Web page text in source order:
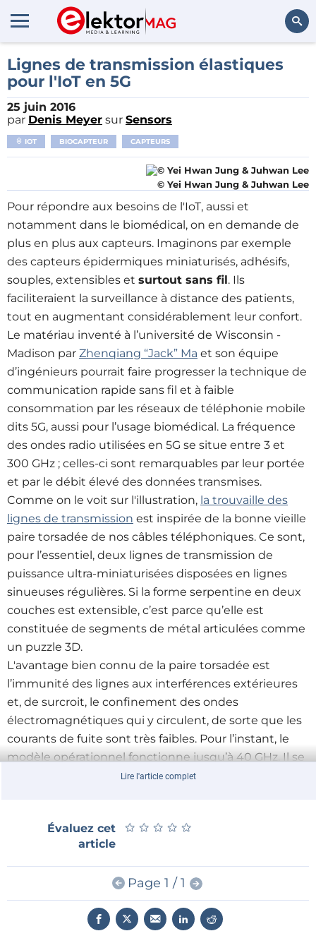
Rechercher
Lignes de transmission élastiques
pour l'IoT en 5G
25 juin 2016
par Denis Meyer sur Sensors
IOT BIOCAPTEUR CAPTEURS
© Yei Hwan Jung & Juhwan Lee
Pour répondre aux besoins de l'IoT, aussi et
notamment dans le biomédical, on en demande de
plus en plus aux capteurs. Imaginons par exemple
des capteurs épidermiques miniaturisés, adhésifs,
souples, extensibles et surtout sans fil. Ils
faciliteraient la surveillance à distance des patients,
tout en augmentant considérablement leur confort.
Le matériau inventé à l’université de Wisconsin -
Madison par Zhenqiang “Jack” Ma et son équipe
d’ingénieurs pourrait faire progresser la technique de
communication rapide sans fil et à faible
consommation par les réseaux de téléphonie mobile
dits 5G, aussi pour l’usage biomédical. La fréquence
des ondes radio utilisées en 5G se situe entre 3 et
300 GHz ; celles-ci sont remarquables par leur portée
et par le débit élevé des données transmises.
Comme on le voit sur l'illustration, la trouvaille des
lignes de transmission est inspirée de la bonne vieille
paire torsadée de nos câbles téléphoniques. Ce sont,
pour l’essentiel, deux lignes de transmission de
puissance ultra-miniaturisées disposées en lignes
sinueuses régulières. Si la forme serpentine en deux
couches est extensible, c’est parce qu’elle est
constituée de segments de métal articulées comme
un puzzle 3D.
L'avantage bien connu de la paire torsadée est
l’immunité des lignes aux interférences extérieures
et, de surcroit, le confinement des ondes
électromagnétiques qui y circulent, de sorte que les
courants de fuite sont très faibles. Pour l’instant, le
modèle opérationnel fonctionne jusqu’à 40 GHz. Il se
démarque de lignes similaires existantes par la petite
est optimal pour des capteurs épidermiques mais
aussi pour beaucoup d’autres applications.
Lire l'article complet
Évaluez cet
article
★ ★ ★ ★ ★
★ ★ ★ ★ ★
Page 1 / 1